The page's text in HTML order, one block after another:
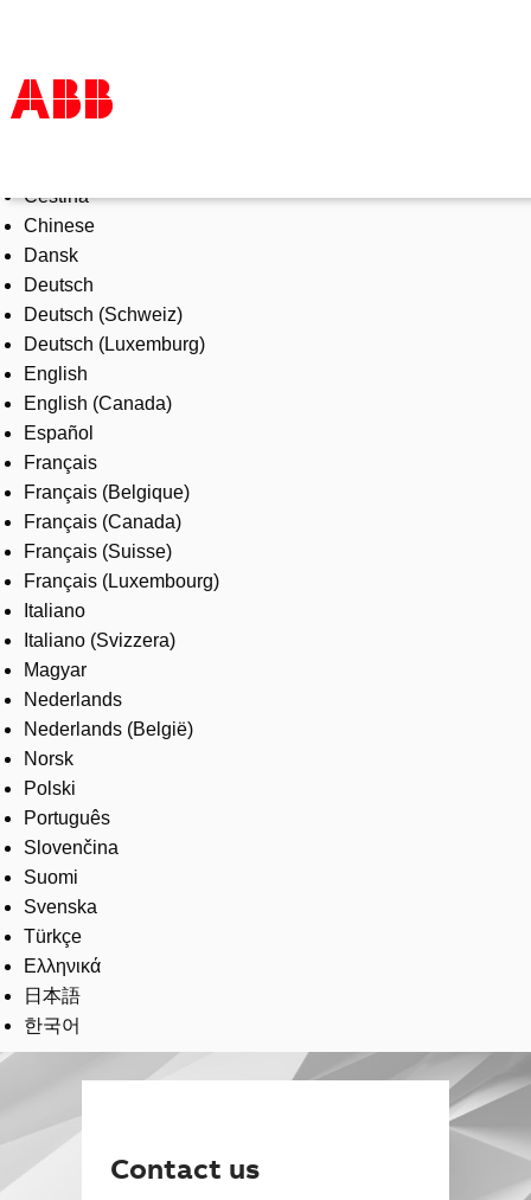
Products & Solutions
Industries
Services
About us
Where to buy
Contact us
Careers
Čeština
Chinese
Dansk
Deutsch
Deutsch (Schweiz)
Deutsch (Luxemburg)
English
English (Canada)
Español
Français
Français (Belgique)
Français (Canada)
Français (Suisse)
Français (Luxembourg)
Italiano
Italiano (Svizzera)
Magyar
Nederlands
Nederlands (België)
Norsk
Polski
Português
Slovenčina
Suomi
Svenska
Türkçe
Ελληνικά
日本語
한국어
Contact us